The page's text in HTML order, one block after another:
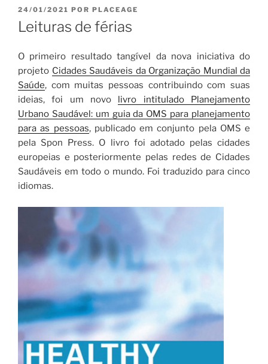
PUBLICADO
EM
24/01/2021 POR PLACEAGE
Leituras de férias
O primeiro resultado tangível da nova iniciativa do
projeto Cidades Saudáveis da Organização Mundial da
Saúde, com muitas pessoas contribuindo com suas
ideias, foi um novo livro intitulado Planejamento
Urbano Saudável: um guia da OMS para planejamento
para as pessoas, publicado em conjunto pela OMS e
pela Spon Press. O livro foi adotado pelas cidades
europeias e posteriormente pelas redes de Cidades
Saudáveis em todo o mundo. Foi traduzido para cinco
idiomas.